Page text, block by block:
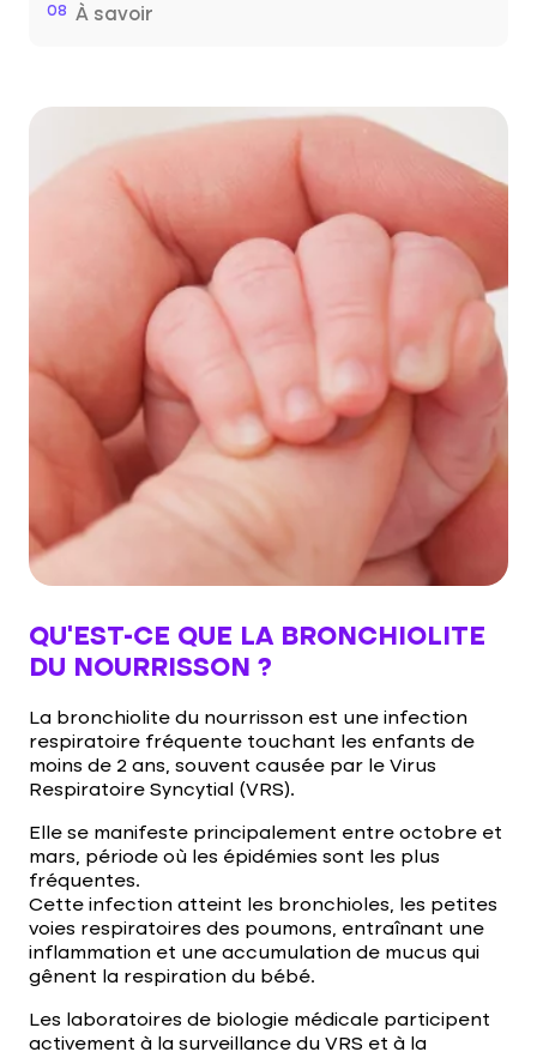
08 À savoir
QU’EST-CE QUE LA BRONCHIOLITE
DU NOURRISSON ?
La bronchiolite du nourrisson est une infection
respiratoire fréquente touchant les enfants de
moins de 2 ans, souvent causée par le Virus
Respiratoire Syncytial (VRS).
Elle se manifeste principalement entre octobre et
mars, période où les épidémies sont les plus
fréquentes.
Cette infection atteint les bronchioles, les petites
voies respiratoires des poumons, entraînant une
inflammation et une accumulation de mucus qui
gênent la respiration du bébé.
Les laboratoires de biologie médicale participent
activement à la surveillance du VRS et à la